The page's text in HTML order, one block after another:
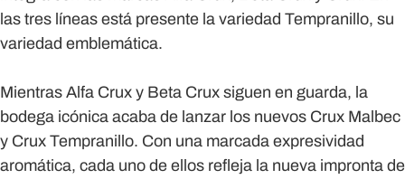
las tres líneas está presente la variedad Tempranillo, su
variedad emblemática.
Mientras Alfa Crux y Beta Crux siguen en guarda, la
bodega icónica acaba de lanzar los nuevos Crux Malbec
y Crux Tempranillo. Con una marcada expresividad
aromática, cada uno de ellos refleja la nueva impronta de